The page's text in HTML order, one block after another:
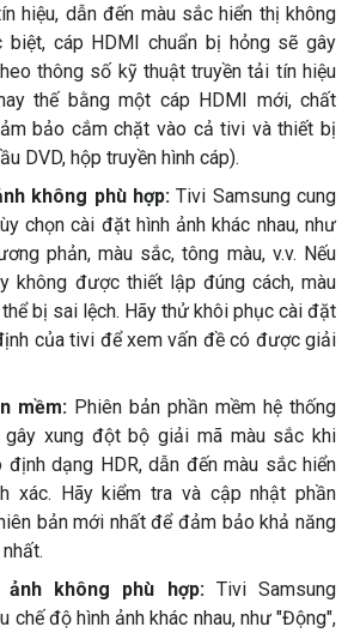
hiệu, dẫn đến màu sắc hiển thị không
biệt, cáp HDMI chuẩn bị hỏng sẽ gây
thông số kỹ thuật truyền tải tín hiệu
thế bằng một cáp HDMI mới, chất
bảo cắm chặt vào cả tivi và thiết bị
DVD, hộp truyền hình cáp).
không phù hợp:Tivi Samsung cung
chọn cài đặt hình ảnh khác nhau, như
phản, màu sắc, tông màu, v.v. Nếu
không được thiết lập đúng cách, màu
bị sai lệch. Hãy thử khôi phục cài đặt
của tivi để xem vấn đề có được giải
mềm: Phiên bản phần mềm hệ thống
xung đột bộ giải mã màu sắc khi
định dạng HDR, dẫn đến màu sắc hiển
xác. Hãy kiểm tra và cập nhật phần
bản mới nhất để đảm bảo khả năng
không phù hợp: Tivi Samsung
chế độ hình ảnh khác nhau, như "Động",